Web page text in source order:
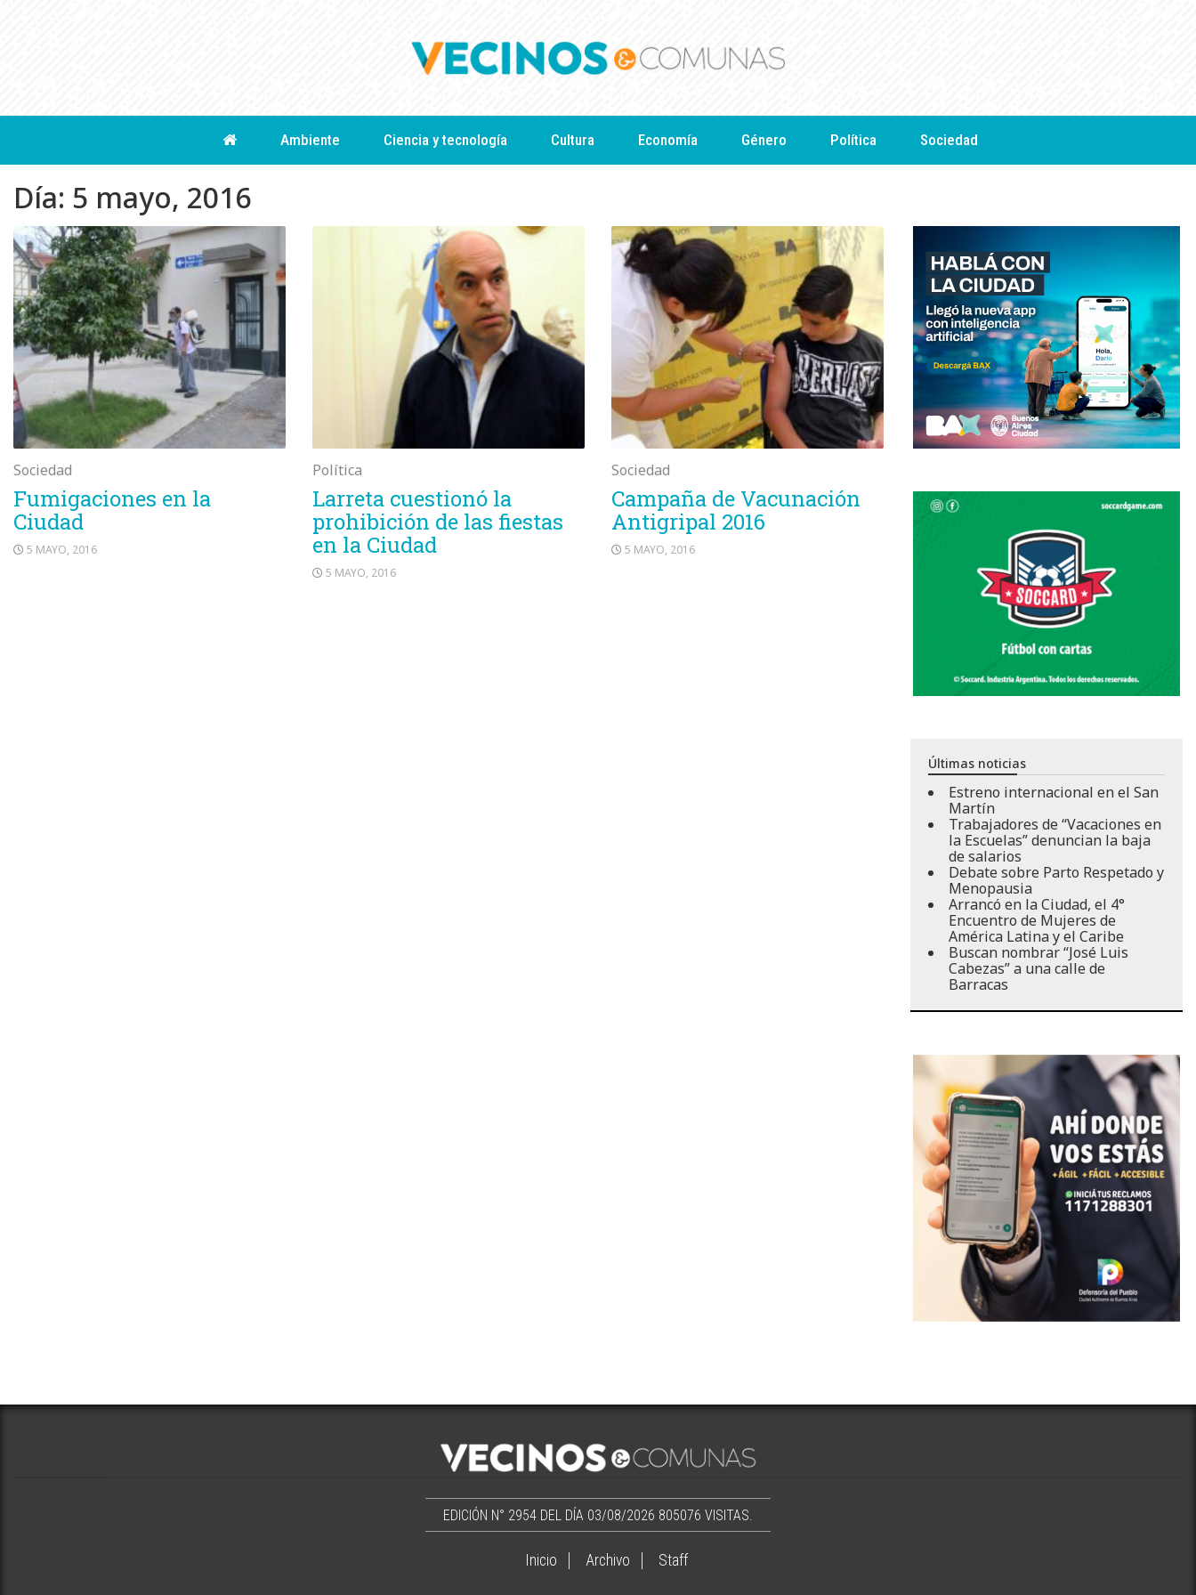
Ambiente Ciencia y tecnología Cultura Economía Género Política Sociedad
Día: 5 mayo, 2016
Sociedad
Fumigaciones en la
Ciudad
5 MAYO, 2016
Política
Larreta cuestionó la
prohibición de las fiestas
en la Ciudad
5 MAYO, 2016
Sociedad
Campaña de Vacunación
Antigripal 2016
5 MAYO, 2016
Últimas noticias
Estreno internacional en el San
Martín
Trabajadores de “Vacaciones en
la Escuelas” denuncian la baja
de salarios
Debate sobre Parto Respetado y
Menopausia
Arrancó en la Ciudad, el 4°
Encuentro de Mujeres de
América Latina y el Caribe
Buscan nombrar “José Luis
Cabezas” a una calle de
Barracas
EDICIÓN N° 2954 DEL DÍA 03/08/2026 805076 VISITAS.
Inicio Archivo Staff